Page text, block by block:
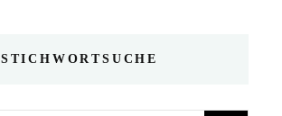
STICHWORTSUCHE